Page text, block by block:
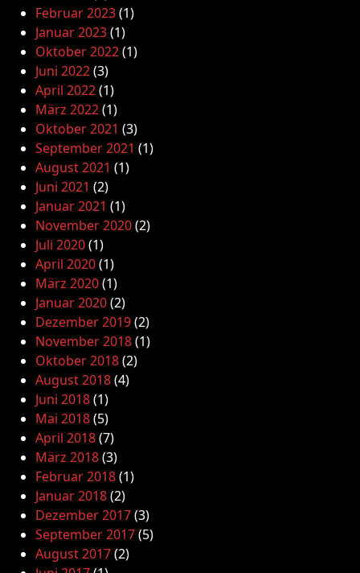
Februar 2023(1)
Januar 2023(1)
Oktober 2022(1)
Juni 2022(3)
April 2022(1)
März 2022(1)
Oktober 2021 (3)
September 2021 (1)
August 2021 (1)
Juni 2021 (2)
Januar 2021 (1)
November 2020(2)
Juli 2020(1)
April 2020(1)
März 2020(1)
Januar 2020(2)
Dezember 2019(2)
November 2018(1)
Oktober 2018(2)
August 2018(4)
Juni 2018(1)
Mai 2018(5)
April 2018(7)
März 2018(3)
Februar 2018(1)
Januar 2018(2)
Dezember 2017(3)
September 2017(5)
August 2017(2)